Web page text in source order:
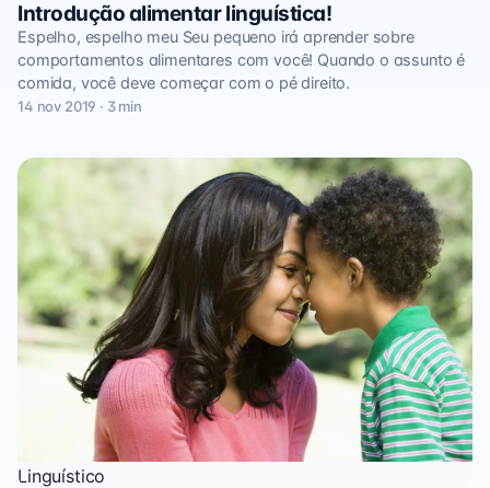
Introdução alimentar linguística!
Espelho, espelho meu Seu pequeno irá aprender sobre
comportamentos alimentares com você! Quando o assunto é
comida, você deve começar com o pé direito.
14 nov 2019 · 3 min
Linguístico